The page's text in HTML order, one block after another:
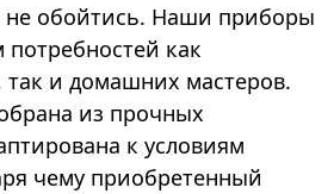
не обойтись. Наши приборы
потребностей как
так и домашних мастеров.
из прочных
к условиям
чему приобретенный